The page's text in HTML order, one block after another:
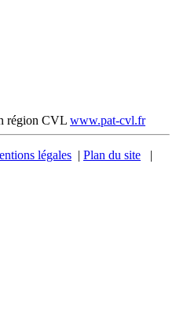
région CVL www.pat-cvl.fr
légales | Plan du site |